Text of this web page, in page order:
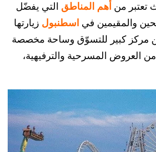
أهم المناطق
التي يفضّل
فياسطنبولزيارتها
للتسوّق وساحة مخصصة
المسرحية والترفيهية،